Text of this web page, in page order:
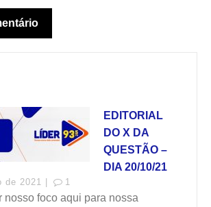
EDITORIAL
DO X DA
QUESTÃO –
DIA 20/10/21
de 2021 | 1
nosso foco aqui para nossa